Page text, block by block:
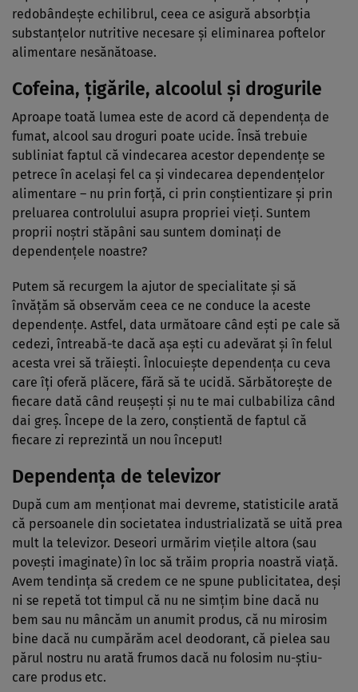
redobândeşte echilibrul, ceea ce asigură absorbţia
substanţelor nutritive necesare şi eliminarea poftelor
alimentare nesănătoase.
Cofeina, ţigările, alcoolul şi drogurile
Aproape toată lumea este de acord că dependenţa de
fumat, alcool sau droguri poate ucide. Însă trebuie
subliniat faptul că vindecarea acestor dependenţe se
petrece în acelaşi fel ca şi vindecarea dependenţelor
alimentare – nu prin forţă, ci prin conştientizare şi prin
preluarea controlului asupra propriei vieţi. Suntem
proprii noştri stăpâni sau suntem dominaţi de
dependenţele noastre?
Putem să recurgem la ajutor de specialitate şi să
învăţăm să observăm ceea ce ne conduce la aceste
dependenţe. Astfel, data următoare când eşti pe cale să
cedezi, întreabă-te dacă aşa eşti cu adevărat şi în felul
acesta vrei să trăieşti. Înlocuieşte dependenţa cu ceva
care îţi oferă plăcere, fără să te ucidă. Sărbătoreşte de
fiecare dată când reuşeşti şi nu te mai culbabiliza când
dai greş. Începe de la zero, conştientă de faptul că
fiecare zi reprezintă un nou început!
Dependenţa de televizor
După cum am menţionat mai devreme, statisticile arată
că persoanele din societatea industrializată se uită prea
mult la televizor. Deseori urmărim vieţile altora (sau
poveşti imaginate) în loc să trăim propria noastră viaţă.
Avem tendinţa să credem ce ne spune publicitatea, deşi
ni se repetă tot timpul că nu ne simţim bine dacă nu
bem sau nu mâncăm un anumit produs, că nu mirosim
bine dacă nu cumpărăm acel deodorant, că pielea sau
părul nostru nu arată frumos dacă nu folosim nu-ştiu-
care produs etc.